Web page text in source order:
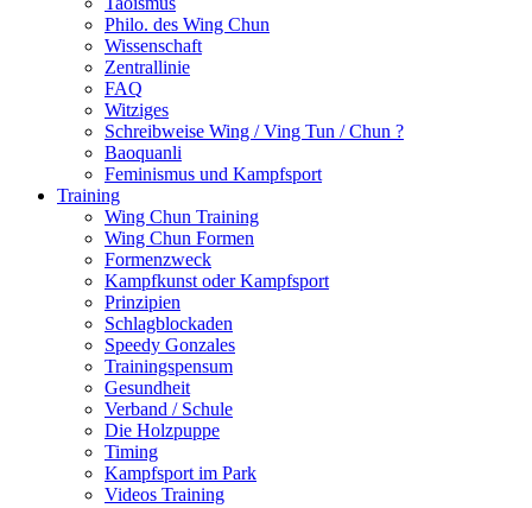
Philo. des Wing Chun
Wissenschaft
Zentrallinie
FAQ
Witziges
Schreibweise Wing / Ving Tun / Chun ?
Baoquanli
Feminismus und Kampfsport
Training
Wing Chun Training
Wing Chun Formen
Formenzweck
Kampfkunst oder Kampfsport
Prinzipien
Schlagblockaden
Speedy Gonzales
Trainingspensum
Gesundheit
Verband / Schule
Die Holzpuppe
Timing
Kampfsport im Park
Videos Training